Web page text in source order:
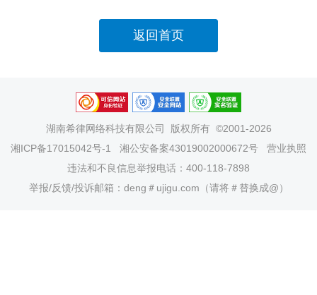
返回首页
湖南希律网络科技有限公司
版权所有 ©2001-2026
湘ICP备17015042号-1
湘公安备案43019002000672号
营业执照
违法和不良信息举报电话：400-118-7898
举报/反馈/投诉邮箱：deng＃ujigu.com（请将＃替换成@）